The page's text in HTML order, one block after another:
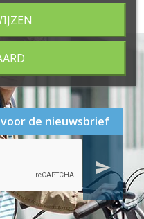
de nieuwsbrief
send